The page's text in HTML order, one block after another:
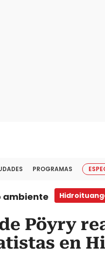
PROGRAMAS
ambiente
Pöyry
en